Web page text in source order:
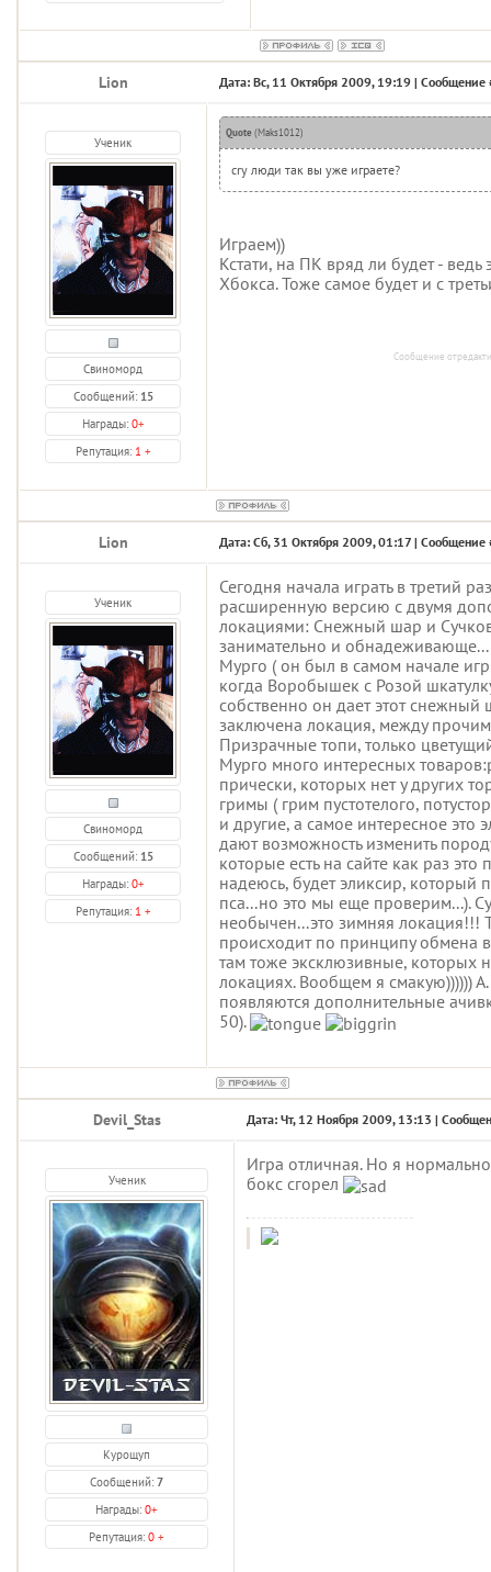
Lion Дата: Вс, 11 Октября 2009, 19:19 |
Ученик
Свиноморд
Сообщений: 15
Награды: 0+
Репутация: 1 +
Quote (Maks1012)
cry люди так вы уже играете?
Играем))
Кстати, на ПК вряд ли будет - ведь
Хбокса. Тоже самое будет и с
Сообщение
Lion Дата: Сб, 31 Октября 2009, 01:17 |
Ученик
Свиноморд
Сообщений: 15
Награды: 0+
Репутация: 1 +
Сегодня начала играть в третий
расширенную версию с двумя
локациями: Снежный шар и
занимательно и обнадеживающе...
Мурго ( он был в самом начале
когда Воробышек с Розой
собственно он дает этот снежный
заключена локация, между
Призрачные топи, только
Мурго много интересных
прически, которых нет у других
гримы ( грим пустотелого,
и другие, а самое интересное это
дают возможность изменить
которые есть на сайте как раз
надеюсь, будет эликсир, который
пса...но это мы еще проверим...).
необычен...это зимняя локация!!!
происходит по принципу обмена
там тоже эксклюзивные, которых
локациях. Вообщем я смакую))))))
появляются дополнительные
50).
Devil_Stas Дата: Чт, 12 Ноября 2009, 13:13 |
Ученик
Курощуп
Сообщений: 7
Награды: 0+
Репутация: 0 +
Игра отличная. Но я
бокс сгорел